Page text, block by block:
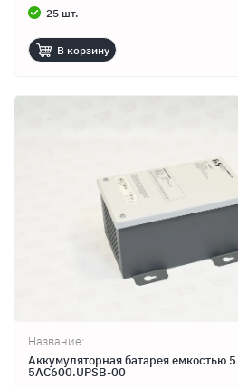
25 шт.
В корзину
Название:
Аккумуляторная батарея емкостью
5AC600.UPSB-00